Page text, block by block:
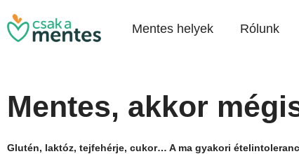
Mentes helyek Rólunk
Mentes, akkor
Glutén, laktóz, tejfehérje, cukor… A ma gyakori